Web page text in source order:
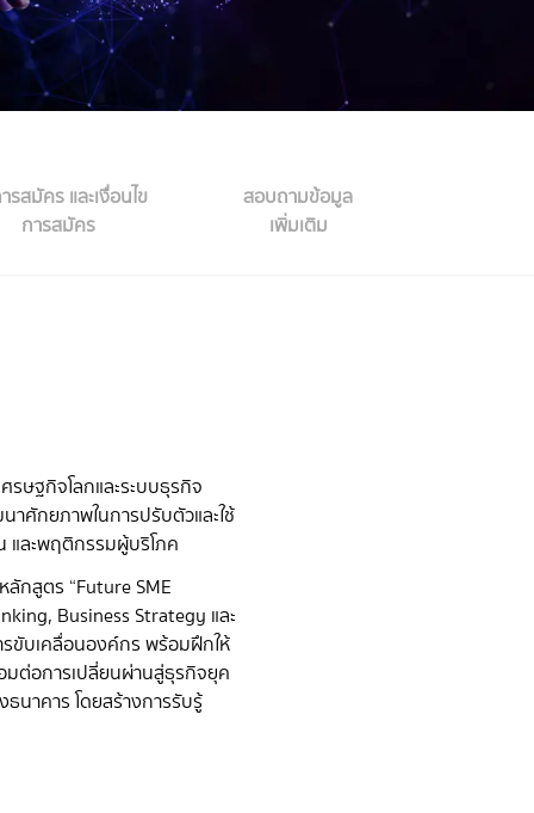
รสมัคร และเงื่อนไข
การสมัคร
สอบถามข้อมูล
เพิ่มเติม
ษฐกิจโลกและระบบธุรกิจ
าศักยภาพในการปรับตัวและใช้
และพฤติกรรมผู้บริโภค
กสูตร “Future SME
Business Strategy และ
ารขับเคลื่อนองค์กร พร้อมฝึกให้
มต่อการเปลี่ยนผ่านสู่ธุรกิจยุค
าคาร โดยสร้างการรับรู้